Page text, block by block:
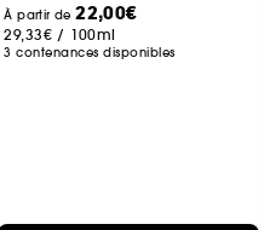
À partir de22,00€
29,33€ / 100ml
3 contenances disponibles